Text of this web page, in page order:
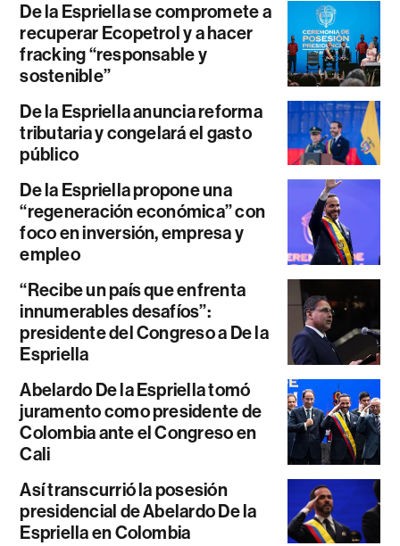
De la Espriella se compromete a
recuperar Ecopetrol y a hacer
fracking “responsable y
sostenible”
De la Espriella anuncia reforma
tributaria y congelará el gasto
público
De la Espriella propone una
“regeneración económica” con
foco en inversión, empresa y
empleo
“Recibe un país que enfrenta
innumerables desafíos”:
presidente del Congreso a De la
Espriella
Abelardo De la Espriella tomó
juramento como presidente de
Colombia ante el Congreso en
Cali
Así transcurrió la posesión
presidencial de Abelardo De la
Espriella en Colombia